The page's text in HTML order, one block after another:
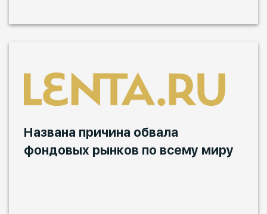
Названа причина обвала
фондовых рынков по всему миру